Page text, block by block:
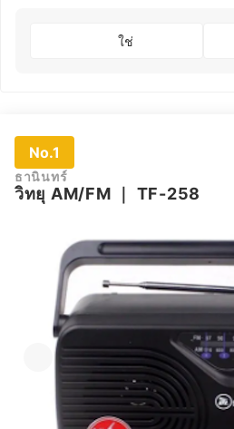
ใช่
No.1
ธานินทร์
วิทยุ AM/FM TF-258